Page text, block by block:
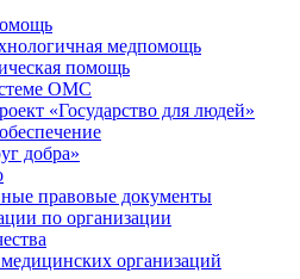
медпомощь
помощь
ОМС
«Государство для людей»
добра»
правовые документы
по организации
организаций